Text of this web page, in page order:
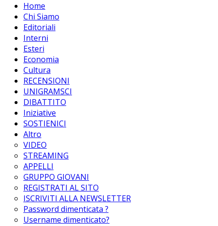
Home
Chi Siamo
Editoriali
Interni
Esteri
Economia
Cultura
RECENSIONI
UNIGRAMSCI
DIBATTITO
Iniziative
SOSTIENICI
Altro
VIDEO
STREAMING
APPELLI
GRUPPO GIOVANI
REGISTRATI AL SITO
ISCRIVITI ALLA NEWSLETTER
Password dimenticata ?
Username dimenticato?